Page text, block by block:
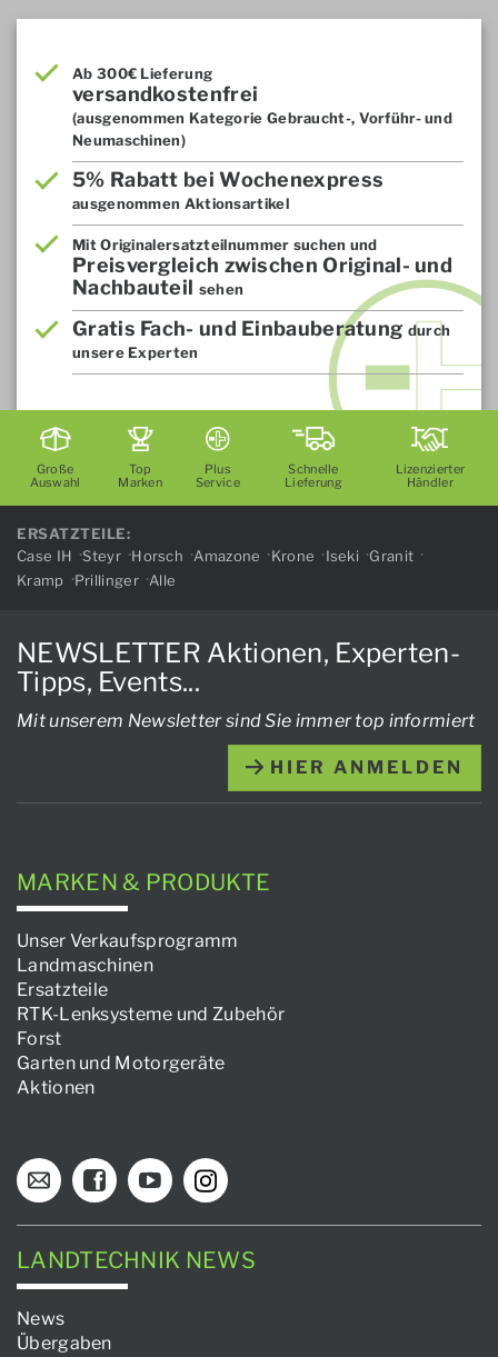
Ab 300€ Lieferung
versandkostenfrei
(ausgenommen Kategorie Gebraucht-, Vorführ- und
Neumaschinen)
5% Rabatt bei Wochenexpress
ausgenommen Aktionsartikel
Mit Originalersatzteilnummer suchen und
Preisvergleich zwischen Original- und
Nachbauteil sehen
Gratis Fach- und Einbauberatung durch
unsere Experten
Große
Auswahl
Top
Marken
Plus
Service
Schnelle
Lieferung
Lizenzierter
Händler
ERSATZTEILE:
Case IH
Steyr Horsch Amazone Krone Iseki
Granit
Kramp
Prillinger Alle
NEWSLETTER Aktionen, Experten-
Tipps, Events...
Mit unserem Newsletter sind Sie immer top informiert
HIER ANMELDEN
MARKEN & PRODUKTE
Unser Verkaufsprogramm
Landmaschinen
Ersatzteile
RTK-Lenksysteme und Zubehör
Forst
Garten und Motorgeräte
Aktionen
LANDTECHNIK NEWS
News
Übergaben